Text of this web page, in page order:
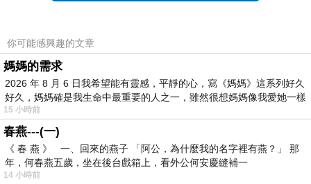
果，以及之前曾出現過的桑椹品項。小俞則是愛
可露麗，Richard都是隨機購買。所以當天看到
有蛋黃酥，我就隨手拿了一顆，因為我還挺好奇
蛋黃酥吃起來的口感為何。
你可能感興趣的文章
媽媽的需求
2026 年 8 月 6 日我希望能有靈感，平靜的心，寫《媽媽》這系列好久
好久，媽媽確是我生命中最重要的人之一，雖然很想媽媽像我愛她一樣
15 小時前
春燕---(一)
《 春 燕 》 一、回來的燕子 「阿公，為什麼我的名字裡有燕？」 那
年，何春燕五歲，坐在後台戲箱上，看外公何安慶縫補一
14 小時前